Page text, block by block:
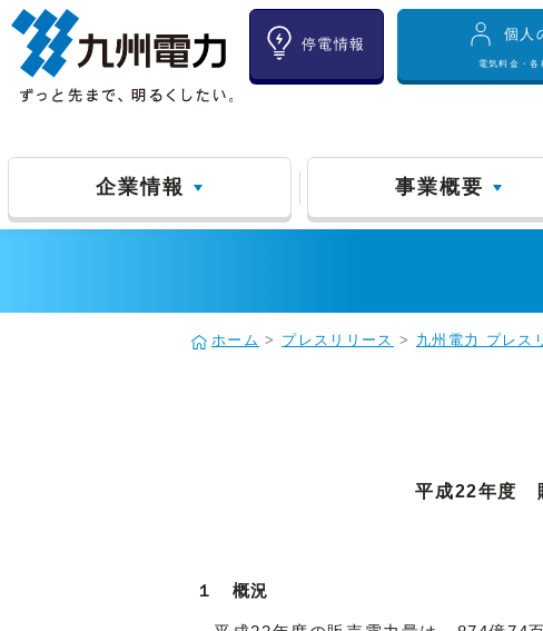
停電情報
個人
電気料金・各
企業情報 事業概要
ホーム > プレスリリース > 九州電力 プレス
平成22年度
１ 概況